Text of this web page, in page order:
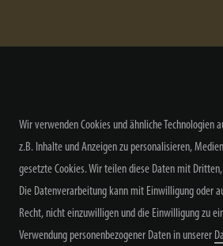
Wir verwenden Cookies und ähnliche Technologien
z.B. Inhalte und Anzeigen zu personalisieren,
gesetzte Cookies. Wir teilen diese Daten mit
Die Datenverarbeitung kann mit Einwilligung oder
Recht, nicht einzuwilligen und die Einwilligung zu
Verwendung personenbezogener Daten in unserer